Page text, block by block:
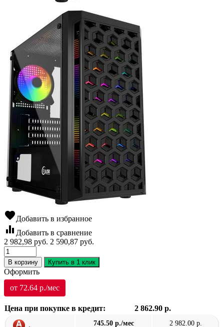
favoriteДобавить в избранное
equalizer Добавить в сравнение
2 982,98 руб. 2 590,87 руб.
В корзину Купить в 1 клик
Оформить
от 72.64 р./мес
Цена при покупке в кредит: 2 862.90 р.
745.50 р./мес 2 982.00 р.